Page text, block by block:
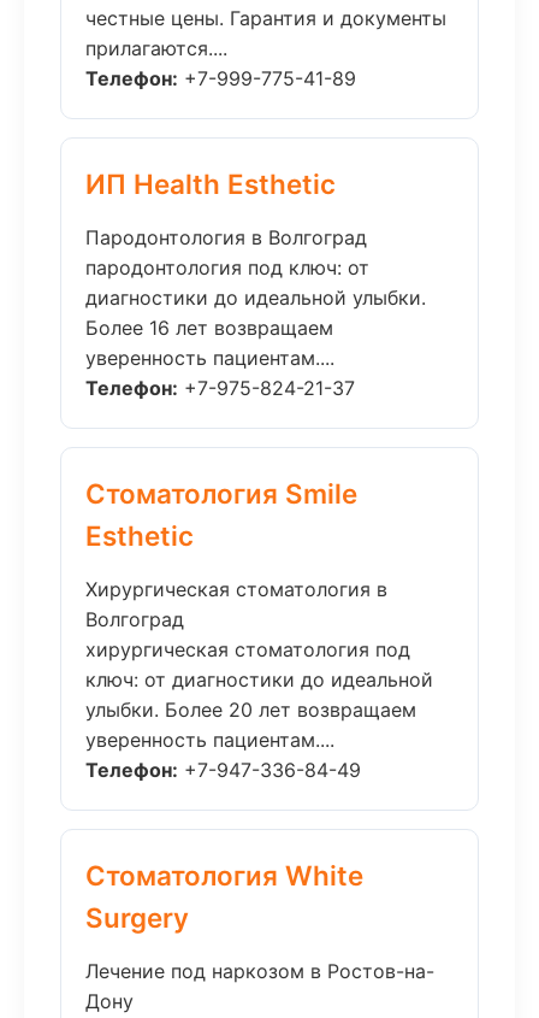
честные цены. Гарантия и документы
прилагаются....
Телефон: +7-999-775-41-89
ИП Health Esthetic
Пародонтология в Волгоград
пародонтология под ключ: от
диагностики до идеальной улыбки.
Более 16 лет возвращаем
уверенность пациентам....
Телефон: +7-975-824-21-37
Стоматология Smile
Esthetic
Хирургическая стоматология в
Волгоград
хирургическая стоматология под
ключ: от диагностики до идеальной
улыбки. Более 20 лет возвращаем
уверенность пациентам....
Телефон: +7-947-336-84-49
Стоматология White
Surgery
Лечение под наркозом в Ростов-на-
Дону